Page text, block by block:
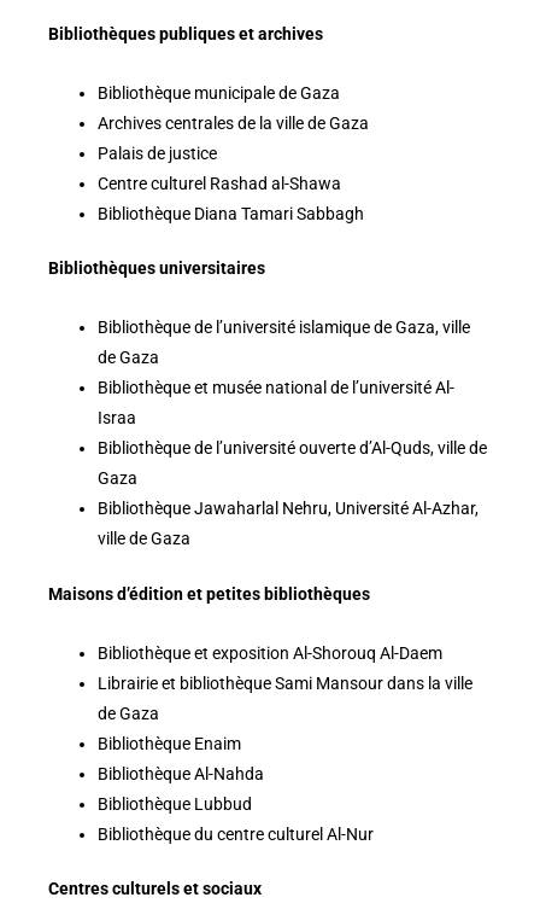
Bibliothèques publiques et archives
Bibliothèque municipale de Gaza
Archives centrales de la ville de Gaza
Palais de justice
Centre culturel Rashad al-Shawa
Bibliothèque Diana Tamari Sabbagh
Bibliothèques universitaires
Bibliothèque de l’université islamique de Gaza, ville
de Gaza
Bibliothèque et musée national de l’université Al-
Israa
Bibliothèque de l’université ouverte d’Al-Quds, ville de
Gaza
Bibliothèque Jawaharlal Nehru, Université Al-Azhar,
ville de Gaza
Maisons d’édition et petites bibliothèques
Bibliothèque et exposition Al-Shorouq Al-Daem
Librairie et bibliothèque Sami Mansour dans la ville
de Gaza
Bibliothèque Enaim
Bibliothèque Al-Nahda
Bibliothèque Lubbud
Bibliothèque du centre culturel Al-Nur
Centres culturels et sociaux